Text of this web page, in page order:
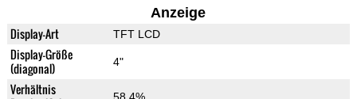
Anzeige
Display-Art TFT LCD
Display-Größe
(diagonal)
4"
Verhältnis